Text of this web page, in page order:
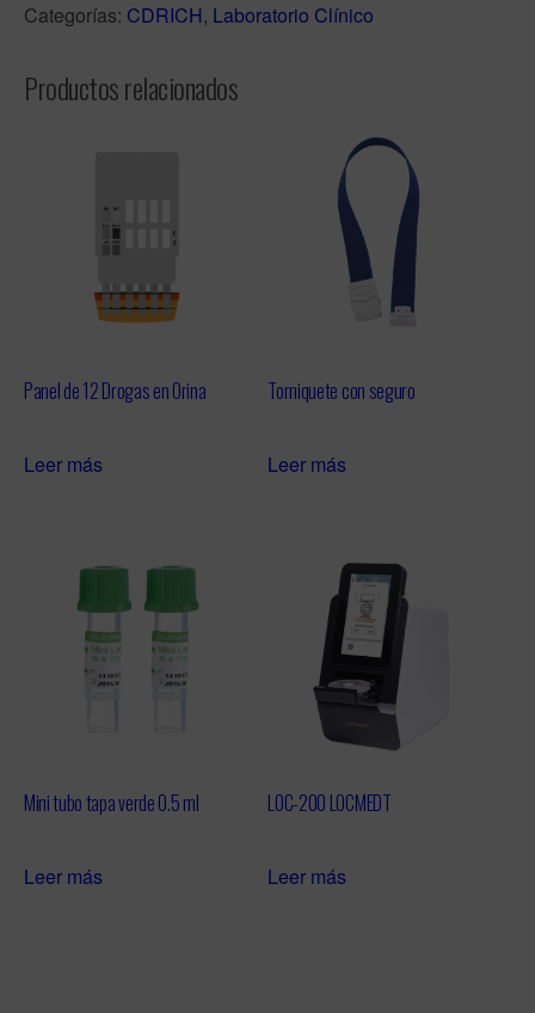
Categorías: CDRICH, Laboratorio Clínico
Productos relacionados
Panel de 12 Drogas en Orina
Leer más
Torniquete con seguro
Leer más
Mini tubo tapa verde 0.5 ml
Leer más
LOC-200 LOCMEDT
Leer más